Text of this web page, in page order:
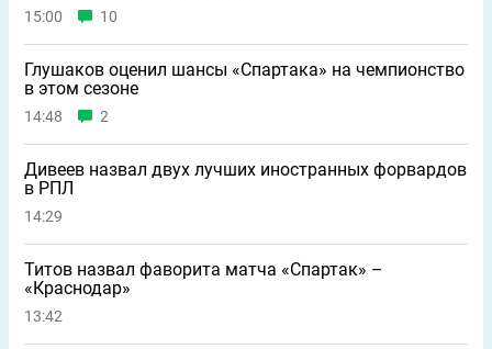
15:00 10
Глушаков оценил шансы «Спартака» на чемпионство
в этом сезоне
14:48 2
Дивеев назвал двух лучших иностранных форвардов
в РПЛ
14:29
Титов назвал фаворита матча «Спартак» –
«Краснодар»
13:42